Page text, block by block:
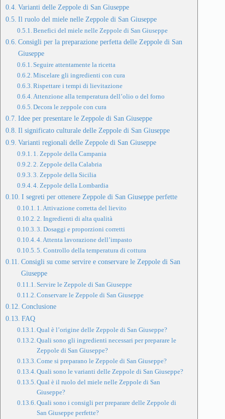
Varianti delle Zeppole di San Giuseppe
Il ruolo del miele nelle Zeppole di San Giuseppe
Benefici del miele nelle Zeppole di San Giuseppe
Consigli per la preparazione perfetta delle Zeppole di San
Giuseppe
Seguire attentamente la ricetta
Miscelare gli ingredienti con cura
Rispettare i tempi di lievitazione
Attenzione alla temperatura dell’olio o del forno
Decora le zeppole con cura
Idee per presentare le Zeppole di San Giuseppe
Il significato culturale delle Zeppole di San Giuseppe
Varianti regionali delle Zeppole di San Giuseppe
1. Zeppole della Campania
2. Zeppole della Calabria
3. Zeppole della Sicilia
4. Zeppole della Lombardia
I segreti per ottenere Zeppole di San Giuseppe perfette
1. Attivazione corretta del lievito
2. Ingredienti di alta qualità
3. Dosaggi e proporzioni corretti
4. Attenta lavorazione dell’impasto
5. Controllo della temperatura di cottura
Consigli su come servire e conservare le Zeppole di San
Giuseppe
Servire le Zeppole di San Giuseppe
Conservare le Zeppole di San Giuseppe
Conclusione
FAQ
Qual è l’origine delle Zeppole di San Giuseppe?
Quali sono gli ingredienti necessari per preparare le
Zeppole di San Giuseppe?
Come si preparano le Zeppole di San Giuseppe?
Quali sono le varianti delle Zeppole di San Giuseppe?
Qual è il ruolo del miele nelle Zeppole di San
Giuseppe?
Quali sono i consigli per preparare delle Zeppole di
San Giuseppe perfette?